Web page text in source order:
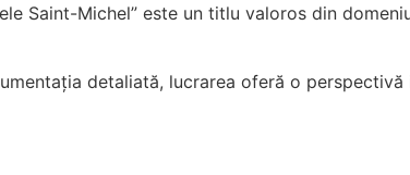
Saint-Michel” este un titlu valoros din
detaliată, lucrarea oferă o